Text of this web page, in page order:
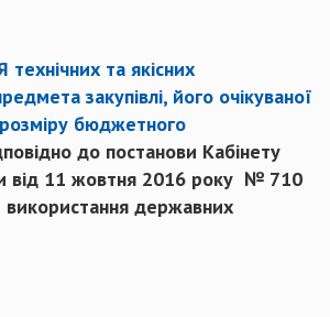
та якісних
закупівлі, його очікуваної
бюджетного
до постанови Кабінету
від 11 жовтня 2016 року № 710
державних